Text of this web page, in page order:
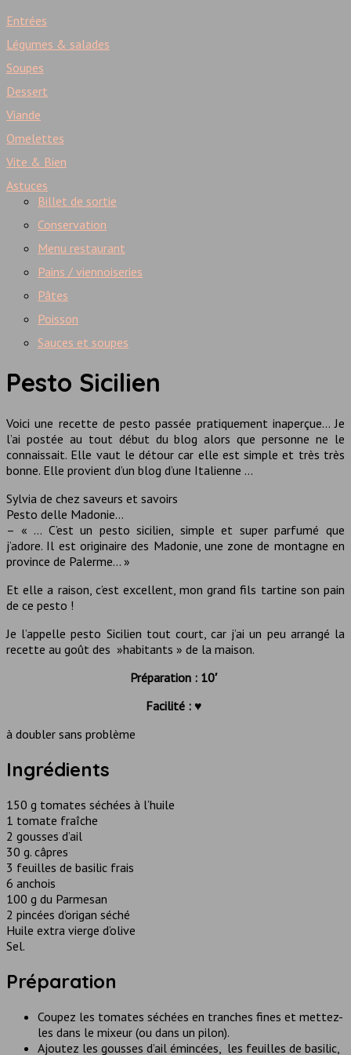
Entrées
Légumes & salades
Soupes
Dessert
Viande
Omelettes
Vite & Bien
Astuces
Billet de sortie
Conservation
Menu restaurant
Pains / viennoiseries
Pâtes
Poisson
Sauces et soupes
Pesto Sicilien
Voici une recette de pesto passée pratiquement inaperçue… Je
l’ai postée au tout début du blog alors que personne ne le
connaissait. Elle vaut le détour car elle est simple et très très
bonne. Elle provient d’un blog d’une Italienne …
Sylvia de chez saveurs et savoirs
Pesto delle Madonie…
– « … C’est un pesto sicilien, simple et super parfumé que
j’adore. Il est originaire des Madonie, une zone de montagne en
province de Palerme… »
Et elle a raison, c’est excellent, mon grand fils tartine son pain
de ce pesto !
Je l’appelle pesto Sicilien tout court, car j’ai un peu arrangé la
recette au goût des »habitants » de la maison.
Préparation : 10′
Facilité : ♥
à doubler sans problème
Ingrédients
150 g tomates séchées à l’huile
1 tomate fraîche
2 gousses d’ail
30 g. câpres
3 feuilles de basilic frais
6 anchois
100 g du Parmesan
2 pincées d’origan séché
Huile extra vierge d’olive
Sel.
Préparation
Coupez les tomates séchées en tranches fines et mettez-
les dans le mixeur (ou dans un pilon).
Ajoutez les gousses d’ail émincées, les feuilles de basilic,